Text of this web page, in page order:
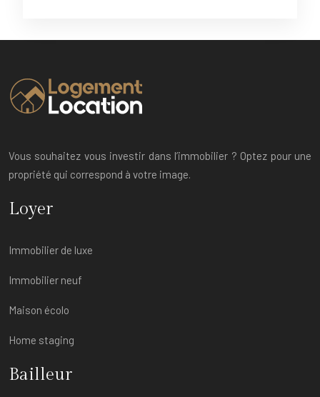
Vous souhaitez vous investir dans l’immobilier ? Optez pour une
propriété qui correspond à votre image.
Loyer
Immobilier de luxe
Immobilier neuf
Maison écolo
Home staging
Bailleur